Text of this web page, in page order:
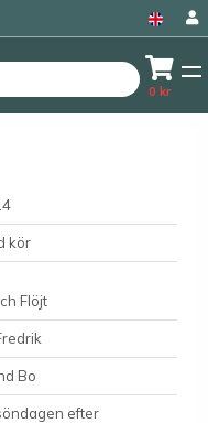
0 kr
kör
Flöjt
Bo
efter